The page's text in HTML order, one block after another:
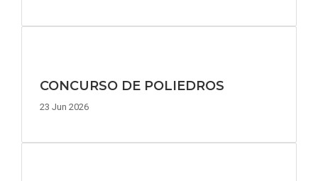
CONCURSO DE POLIEDROS
23 Jun 2026